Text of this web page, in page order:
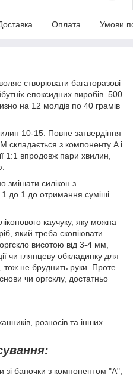
Оплата Умови
створювати багаторазові
епоксидних виробів. 500
на 12 молдів по 40 грамів
10-15. Повне затвердіння
складається з компоненту A і
1:1 впродовж пари хвилин,
змішати силікон з
1 до 1 до отримання суміші
каучуку, яку можна
який треба скопіювати
висотою від 3-4 мм,
чи глянцеву обкладинку для
не бруднить руки. Проте
чи оргсклу, достатньо
розносів та інших
зі баночки з компонентом "А",